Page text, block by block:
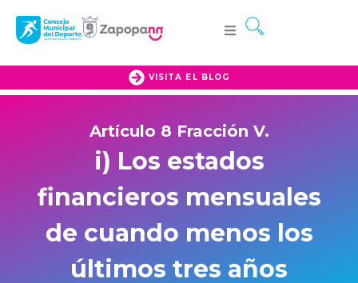
VISITA EL BLOG
Artículo 8 Fracción V.
i) Los estados
financieros mensuales
de cuando menos los
últimos tres años